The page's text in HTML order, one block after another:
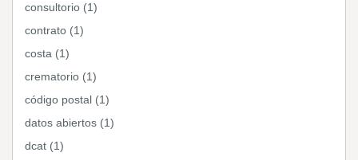
consultorio (1)
contrato (1)
costa (1)
crematorio (1)
código postal (1)
datos abiertos (1)
dcat (1)